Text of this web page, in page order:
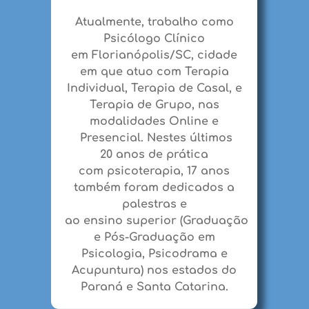
Atualmente, trabalho como
Psicólogo Clínico
em Florianópolis/SC, cidade
em que atuo com Terapia
Individual, Terapia de Casal, e
Terapia de Grupo, nas
modalidades Online e
Presencial. Nestes últimos
20 anos de prática
com psicoterapia, 17 anos
também foram dedicados a
palestras e
ao ensino superior (Graduação
e Pós-Graduação em
Psicologia, Psicodrama e
Acupuntura) nos estados do
Paraná e Santa Catarina.